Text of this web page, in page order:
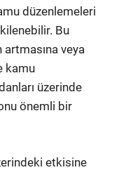
düzenlemeleri
Bu
artmasına veya
kamu
üzerinde
önemli bir
etkisine